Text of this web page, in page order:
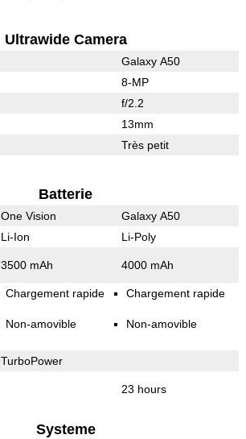
Ultrawide Camera
Galaxy A50
8-MP
f/2.2
13mm
Très petit
Batterie
One Vision Galaxy A50
Li-Ion Li-Poly
3500 mAh 4000 mAh
Chargement rapide
Non-amovible
Chargement rapide
Non-amovible
TurboPower
23 hours
Systeme